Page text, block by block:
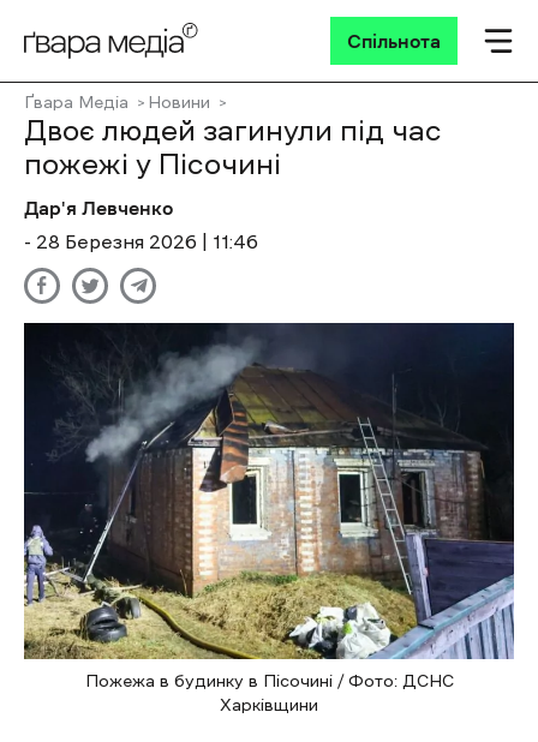
Спільнота
Ґвара Медіа Новини
Двоє людей загинули під час
пожежі у Пісочині
Дар'я Левченко
- 28 Березня 2026 | 11:46
Пожежа в будинку в Пісочині / Фото: ДСНС
Харківщини